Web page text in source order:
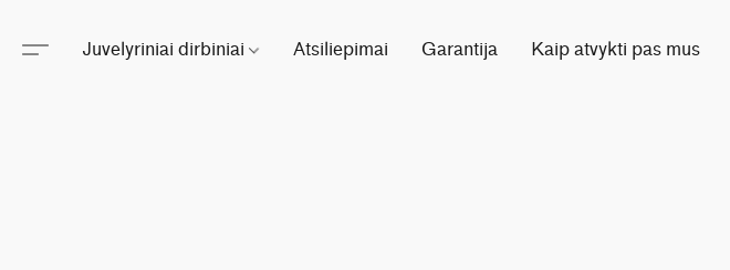
Juvelyriniai dirbiniai Atsiliepimai Garantija Kaip atvykti pas mus